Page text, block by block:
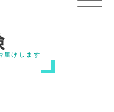
届けします